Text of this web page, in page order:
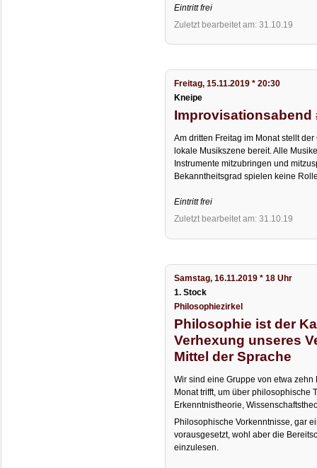
Eintritt frei
Zuletzt bearbeitet am: 31.10.19
Freitag, 15.11.2019 * 20:30
Kneipe
Improvisationsabend
Am dritten Freitag im Monat stellt
lokale Musikszene bereit. Alle
Instrumente mitzubringen und
Bekanntheitsgrad spielen keine
Eintritt frei
Zuletzt bearbeitet am: 31.10.19
Samstag, 16.11.2019 * 18 Uhr
1. Stock
Philosophiezirkel
Philosophie ist der
Verhexung unseres
Mittel der Sprache
Wir sind eine Gruppe von etwa
Monat trifft, um über philosophische
Erkenntnistheorie,
Philosophische Vorkenntnisse, gar
vorausgesetzt, wohl aber die
einzulesen.